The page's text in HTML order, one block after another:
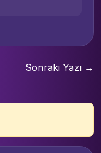
Sonraki Yazı →